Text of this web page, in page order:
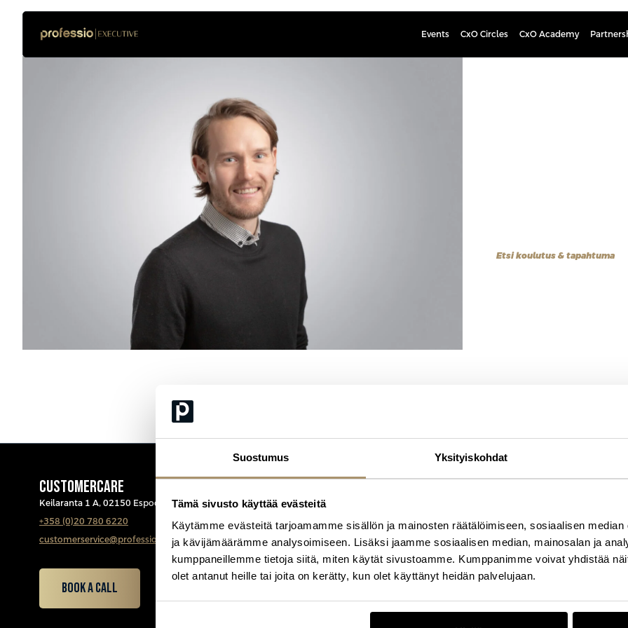
Suostumus Yksityiskohdat
Tämä sivusto käyttää evästeitä
Käytämme evästeitä tarjoamamme sisällön ja mainosten räätälöimiseen, sosiaalisen
ja kävijämäärämme analysoimiseen. Lisäksi jaamme sosiaalisen median, mainosalan ja
kumppaneillemme tietoja siitä, miten käytät sivustoamme. Kumppanimme voivat yhdistää
olet antanut heille tai joita on kerätty, kun olet käyttänyt heidän palvelujaan.
Events CxO Circles CxO Academy
Etsi koulutus & tapahtuma
CUSTOMERCARE
Keilaranta 1 A, 02150 Espoo
+358 (0)20 780 6220
customerservice@professio.fi
Book a call